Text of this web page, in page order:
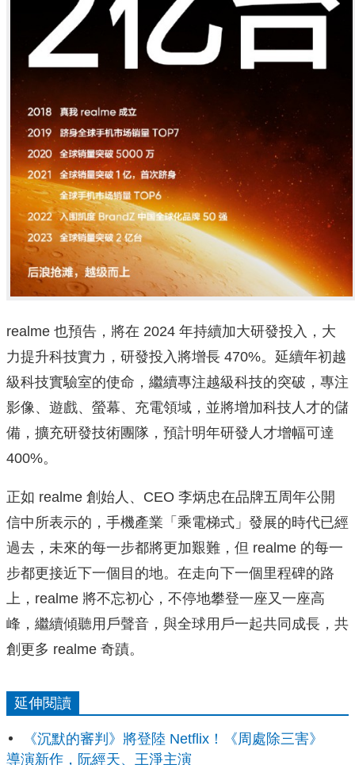
realme 也預告，將在 2024 年持續加大研發投入，大
力提升科技實力，研發投入將增長 470%。延續年初越
級科技實驗室的使命，繼續專注越級科技的突破，專注
影像、遊戲、螢幕、充電領域，並將增加科技人才的儲
備，擴充研發技術團隊，預計明年研發人才增幅可達
400%。
正如 realme 創始人、CEO 李炳忠在品牌五周年公開
信中所表示的，手機產業「乘電梯式」發展的時代已經
過去，未來的每一步都將更加艱難，但 realme 的每一
步都更接近下一個目的地。在走向下一個里程碑的路
上，realme 將不忘初心，不停地攀登一座又一座高
峰，繼續傾聽用戶聲音，與全球用戶一起共同成長，共
創更多 realme 奇蹟。
延伸閱讀
《沉默的審判》將登陸 Netflix！《周處除三害》
導演新作，阮經天、王淨主演